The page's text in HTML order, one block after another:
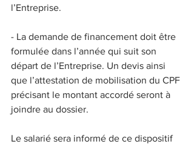
l’Entreprise.
- La demande de financement doit être
formulée dans l’année qui suit son
départ de l’Entreprise. Un devis ainsi
que l’attestation de mobilisation du CPF
précisant le montant accordé seront à
joindre au dossier.
Le salarié sera informé de ce dispositif